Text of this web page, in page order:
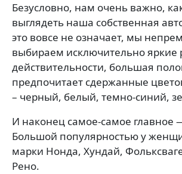
Безусловно, нам очень важно,
выглядеть наша собственная
это вовсе не означает, мы
выбираем исключительно яркие
действительности, большая
предпочитает сдержанные
– черный, белый, темно-синий,
И наконец самое-самое главное
Большой популярностью у
марки Нонда, Хундай,
Рено.